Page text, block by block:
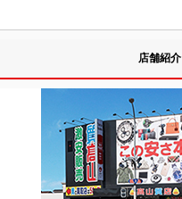
店舗紹介